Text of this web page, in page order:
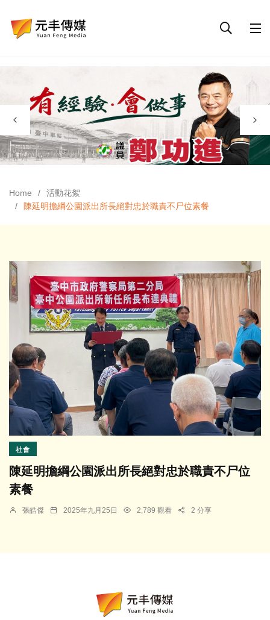
Home
活動花絮
陳延明擔綱公園派出所長絕對忠於職責不尸位素餐
社會
陳延明擔綱公園派出所長絕對忠於職責不尸位
素餐
張皓傑 2025年九月25日 2,789 觀看 2 分享